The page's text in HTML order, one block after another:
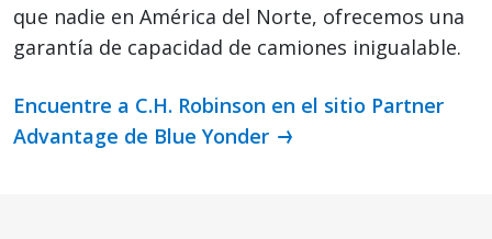
que nadie en América del Norte, ofrecemos una
garantía de capacidad de camiones inigualable.
Encuentre a C.H. Robinson en el sitio Partner
Advantage de Blue Yonder